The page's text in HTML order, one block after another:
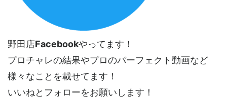
野田店Facebookやってます！
プロチャレの結果やプロのパーフェクト動画など
様々なことを載せてます！
いいねとフォローをお願いします！